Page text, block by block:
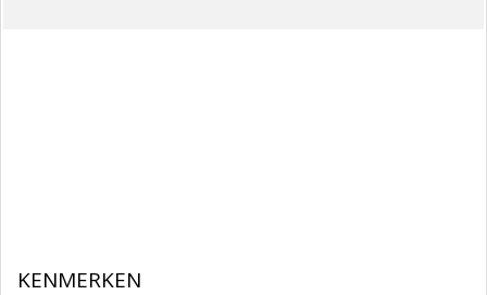
KENMERKEN